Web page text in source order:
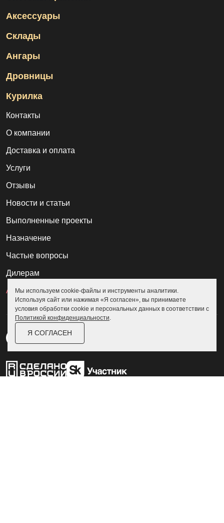
Аксессуары
Склады
Ангары
Дровницы
Курилка
Контакты
О компании
Доставка и оплата
Услуги
Отзывы
Новости и статьи
Выполненные проекты
Назначение
Частые вопросы
Дилерам
Акции
Мы используем cookie-файлы и инструменты аналитики.
Используя сайт или нажимая «Я согласен», вы принимаете
условия обработки cookie и персональных данных в соответствии с
Политикой конфиденциальности.
Я СОГЛАСЕН